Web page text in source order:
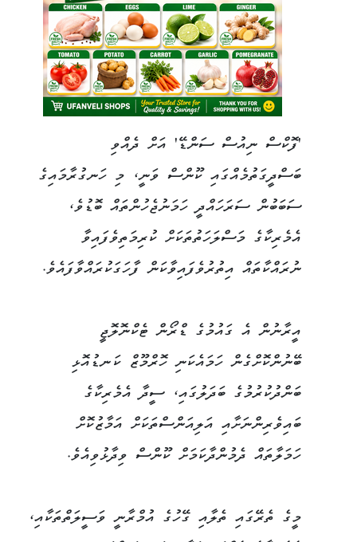
'ފޮކްސް ނިއުސް ސަންޑޭ' އަށް ދެއްވި
ބަސްދީގަތުމެއްގައި ކޫންސް ވަނީ، މި ހަނގުރާމައިގެ
ސަބަބުން ސަރަހައްދީ ހަމަނުޖެހުންތައް ބޮޑުވެ،
އެމެރިކާގެ މަސްލަހަތުތަކަށް ކުރިމަތިވެފައިވާ
ނުރައްކާތައް އިތުރުވެފައިވާކަން ފާހަގަކުރައްވާފައެވެ.
އީރާނުން އެ ގައުމުގެ ޑްރޯން ޓެކްނޮލޮޖީ
ބޭނުންކޮށްގެން ހަމައެކަނި ހޮރްމޫޒް ކަނޑުއޮޅި
ބަންދުކުރުމުގެ ބަދަލުގައި، ސީދާ އެމެރިކާގެ
ބައިވެރިންނަށާއި އަލިއަންސްތަކަށް އަމާޒުކޮށް
ހަމަލާތައް ދެމުންދާކަމަށް ކޫންސް ވިދާޅުވިއެވެ.
މީގެ ތެރޭގައި ތެލާއި ގޭހުގެ އުމްރާނީ ވަސީލަތްތަކާއި،